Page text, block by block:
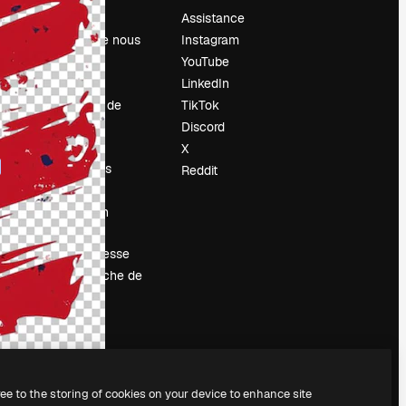
Prix
À propos de nous
Avis
Carrières
Tendances de
recherche
Blog
Événements
Slidesgo
Vendre mon
contenu
Salle de presse
À la recherche de
magnific.ai
Assistance
Instagram
YouTube
LinkedIn
TikTok
Discord
X
Reddit
to the storing of cookies on your device to enhance site